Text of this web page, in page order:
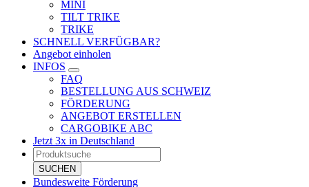
MINI
TILT TRIKE
TRIKE
SCHNELL VERFÜGBAR?
Angebot einholen
INFOS
FAQ
BESTELLUNG AUS SCHWEIZ
FÖRDERUNG
ANGEBOT ERSTELLEN
CARGOBIKE ABC
Jetzt 3x in Deutschland
Products
search
SUCHEN
Bundesweite Förderung